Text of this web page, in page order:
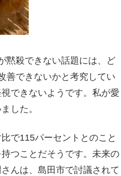
黙殺できない話題には、ど
善できないかと考究してい
できないようです。私が愛
した。
で115パーセントとのこと
つことだそうです。未来の
んは、島田市で討議されて